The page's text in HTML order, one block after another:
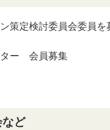
策定検討委員会委員を
ター 会員募集
ど